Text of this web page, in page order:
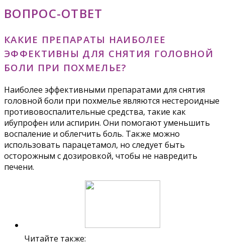
ВОПРОС-ОТВЕТ
КАКИЕ ПРЕПАРАТЫ НАИБОЛЕЕ
ЭФФЕКТИВНЫ ДЛЯ СНЯТИЯ ГОЛОВНОЙ
БОЛИ ПРИ ПОХМЕЛЬЕ?
Наиболее эффективными препаратами для снятия
головной боли при похмелье являются нестероидные
противовоспалительные средства, такие как
ибупрофен или аспирин. Они помогают уменьшить
воспаление и облегчить боль. Также можно
использовать парацетамол, но следует быть
осторожным с дозировкой, чтобы не навредить
печени.
Читайте также: